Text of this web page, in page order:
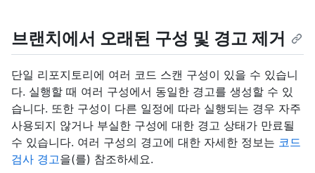
브랜치에서 오래된 구성 및 경고 제거
단일 리포지토리에 여러 코드 스캔 구성이 있을 수 있습니
다. 실행할 때 여러 구성에서 동일한 경고를 생성할 수 있
습니다. 또한 구성이 다른 일정에 따라 실행되는 경우 자주
사용되지 않거나 부실한 구성에 대한 경고 상태가 만료될
수 있습니다. 여러 구성의 경고에 대한 자세한 정보는 코드
검사 경고을(를) 참조하세요.